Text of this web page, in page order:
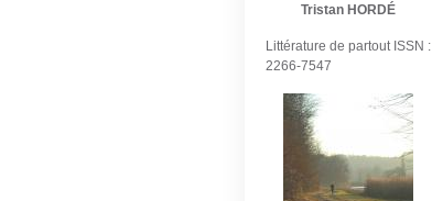
Tristan HORDÉ
Littérature de partout ISSN :
2266-7547